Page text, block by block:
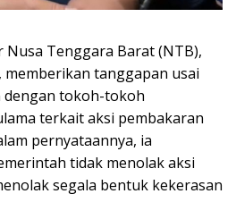
Nusa Tenggara Barat (NTB),
memberikan tanggapan usai
tokoh-tokoh
terkait aksi pembakaran
pernyataannya, ia
tidak menolak aksi
segala bentuk kekerasan